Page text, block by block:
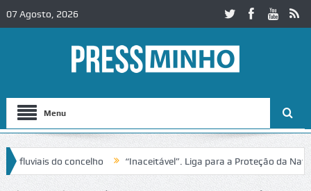
07 Agosto, 2026
Menu
do concelho “Inaceitável”. Liga para a Proteção da Natureza
no IC2 em Alcobaça Igreja do Castelo de Cerveira assegura